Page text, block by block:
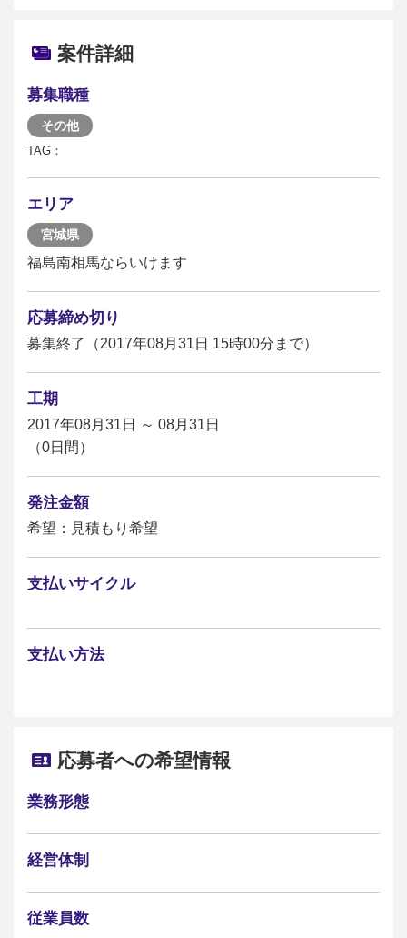
案件詳細
募集職種
その他
TAG：
エリア
宮城県
福島南相馬ならいけます
応募締め切り
募集終了（2017年08月31日 15時00分まで）
工期
2017年08月31日 ～ 08月31日
（0日間）
発注金額
希望：見積もり希望
支払いサイクル
支払い方法
応募者への希望情報
業務形態
経営体制
従業員数